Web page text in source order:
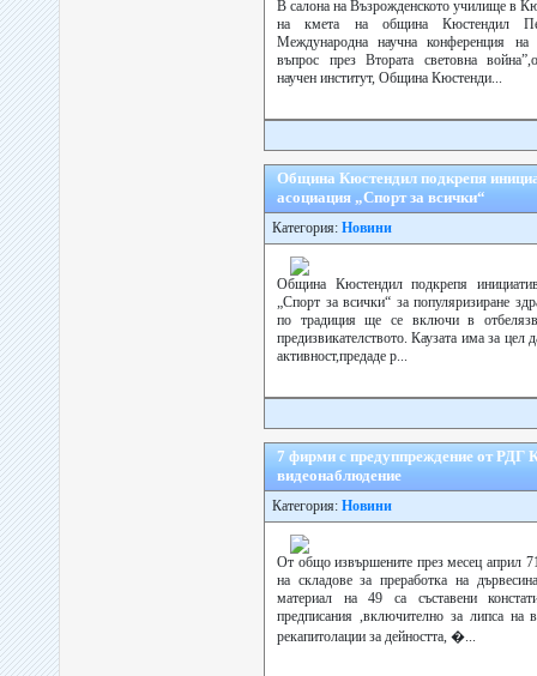
В салона на Възрожденското училище в
на кмета на община Кюстендил
Международна научна конференция на
въпрос през Втората световна
научен институт, Община Кюстенди...
Община Кюстендил подкрепя
асоциация „Спорт за всички“
Категория: Новини
Община Кюстендил подкрепя
„Спорт за всички“ за популяризиране
по традиция ще се включи в
предизвикателството. Каузата има за цел
активност,предаде р...
7 фирми с предуппреждение от РДГ
видеонаблюдение
Категория: Новини
От общо извършените през месец април
на складове за преработка на
материал на 49 са съставени
предписания ,включително за липса на
рекапитолации за дейността, �...